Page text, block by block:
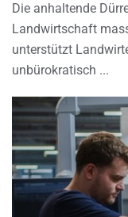
Die anhaltende
Landwirtschaft
unterstützt
unbürokratisch